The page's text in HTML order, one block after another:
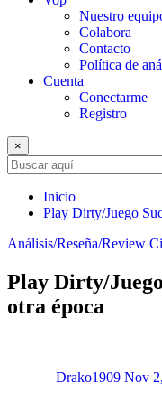
Nuestro
Colabora
Contacto
Política de
Cuenta
Conectarme
Registro
×
Inicio
Play Dirty/Juego
Análisis/Reseña/Review
Play Dirty/
otra época
Drako1909 Nov